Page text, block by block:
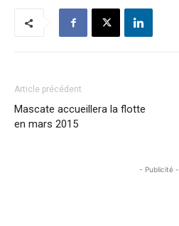
Article précédent
Mascate accueillera la flotte
en mars 2015
- Publicité -